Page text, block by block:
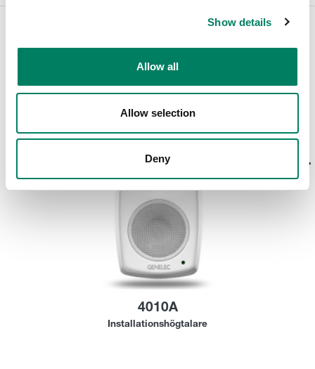
Show details
Allow all
Allow selection
Deny
Relaterade Produkter
4010A
Installationshögtalare